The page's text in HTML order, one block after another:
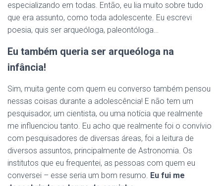
especializando em todas. Então, eu lia muito sobre tudo
que era assunto, como toda adolescente. Eu escrevi
poesia, quis ser arqueóloga, paleontóloga…
Eu também queria ser arqueóloga na
infância!
Sim, muita gente com quem eu converso também pensou
nessas coisas durante a adolescência! E não tem um
pesquisador, um cientista, ou uma notícia que realmente
me influenciou tanto. Eu acho que realmente foi o convívio
com pesquisadores de diversas áreas, foi a leitura de
diversos assuntos, principalmente de Astronomia. Os
institutos que eu frequentei, as pessoas com quem eu
conversei – esse seria um bom resumo. Eu fui me